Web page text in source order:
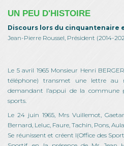
UN PEU D'HISTOIRE
Discours lors du cinquantenaire
Jean-Pierre Roussel, Président (2014-
Le 5 avril 1965 Monsieur Henri
téléphone) transmet une lettre au
demandant l’appui de la commune
sports.
Le 24 juin 1965, Mrs Vuillemot,
Bernard, Leluc, Faure, Tachin, Pons,
Se réunissent et créent l(Office des